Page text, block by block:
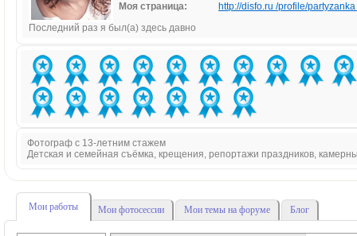
Моя страница:
http://disfo.ru /profile/partyzanka
Последний раз я был(а) здесь давно
Фотограф с 13-летним стажем
Детская и семейная съёмка, крещения, репортажи праздников,
Мои работы Мои фотосессии Мои темы на форуме Блог